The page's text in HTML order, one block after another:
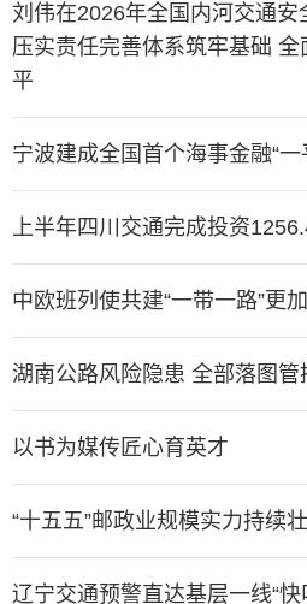
刘伟在2026年全国内河交通安
压实责任完善体系筑牢基础
平
宁波建成全国首个海事金融“一
上半年四川交通完成投资
中欧班列使共建“一带一路”更
湖南公路风险隐患 全部落图管
以书为媒传匠心育英才
“十五五”邮政业规模实力持续
辽宁交通预警直达基层一线“快